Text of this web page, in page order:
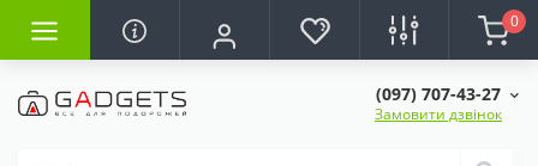
0
(097) 707-43-27
Замовити дзвінок